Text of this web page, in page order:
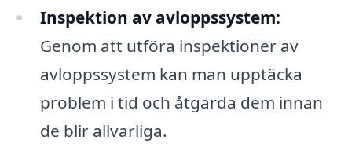
Inspektion av avloppssystem:
Genom att utföra inspektioner av
avloppssystem kan man upptäcka
problem i tid och åtgärda dem innan
de blir allvarliga.